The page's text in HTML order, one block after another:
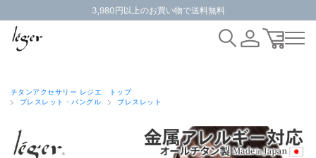
3,980円以上のお買い物で送料無料
チタンアクセサリー レジエ トップ
ブレスレット・バングル
ブレスレット